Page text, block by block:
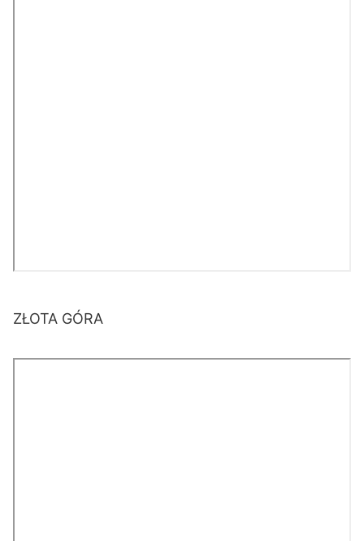
ZŁOTA GÓRA